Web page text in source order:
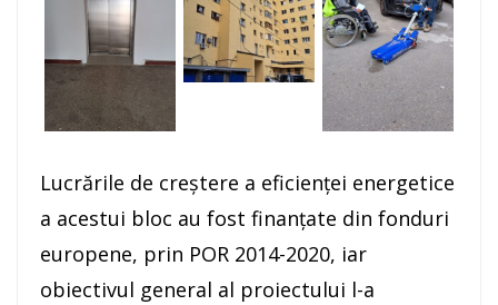
Lucrările de creștere a eficienței energetice
a acestui bloc au fost finanțate din fonduri
europene, prin POR 2014-2020, iar
obiectivul general al proiectului l-a